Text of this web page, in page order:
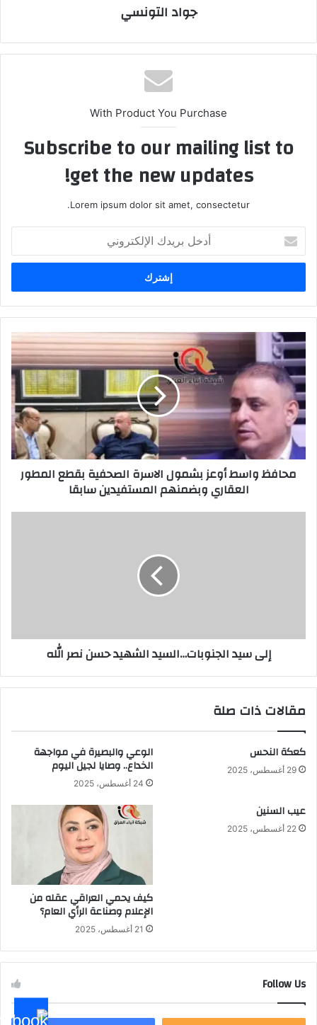
جواد التونسي
With Product You Purchase
Subscribe to our mailing list to
get the new updates!
Lorem ipsum dolor sit amet, consectetur.
بريدك
الإلكتروني
محافظ
واسط
أوعز
بشمول
الاسرة
الصحفية
بقطع
المطور
العقاري
وبضمنهم
محافظ واسط أوعز بشمول الاسرة الصحفية بقطع المطور
العقاري وبضمنهم المستفيدين سابقا
إلى سيد الجنوبات…السيد الشهيد حسن نصر الله
مقالات ذات صلة
كعكة النحس
29 أغسطس، 2025
الوعي والبصيرة في مواجهة
الخداع.. وصايا لجيل اليوم
24 أغسطس، 2025
عيب السنين
22 أغسطس، 2025
كيف يحمي العراقي عقله من
الإعلام وصناعة الرأي العام؟
21 أغسطس، 2025
Follow Us